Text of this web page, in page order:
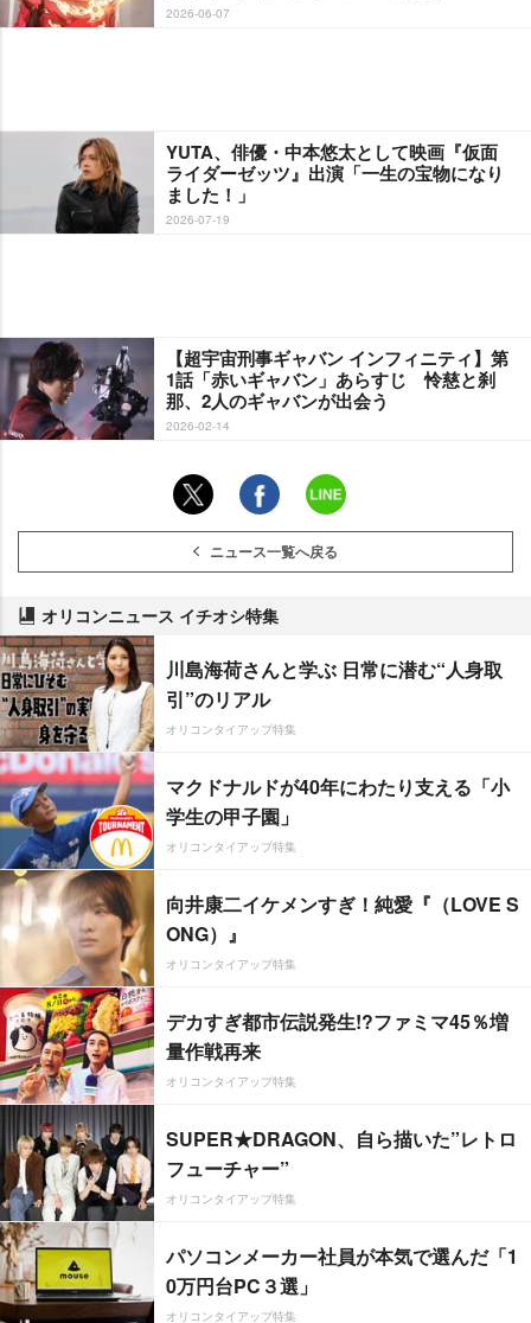
2026-06-07
YUTA、俳優・中本悠太として映画『仮面
ライダーゼッツ』出演「一生の宝物になり
ました！」
2026-07-19
【超宇宙刑事ギャバン インフィニティ】第
1話「赤いギャバン」あらすじ 怜慈と刹
那、2人のギャバンが出会う
2026-02-14
ニュース一覧へ戻る
オリコンニュース イチオシ特集
川島海荷さんと学ぶ 日常に潜む“人身取
引”のリアル
オリコンタイアップ特集
マクドナルドが40年にわたり支える「小
学生の甲子園」
オリコンタイアップ特集
向井康二イケメンすぎ！純愛『（LOVE S
ONG）』
オリコンタイアップ特集
デカすぎ都市伝説発生!?ファミマ45％増
量作戦再来
オリコンタイアップ特集
SUPER★DRAGON、自ら描いた”レトロ
フューチャー”
オリコンタイアップ特集
パソコンメーカー社員が本気で選んだ「1
0万円台PC３選」
オリコンタイアップ特集